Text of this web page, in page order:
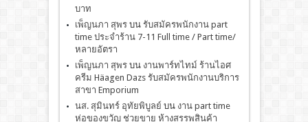
บาท
เพ็ญนภา สุพรบน รับสมัครพนักงาน part
time ประจำร้าน 7-11 Full time / Part time/
หลายอัตรา
เพ็ญนภา สุพรบน งานพาร์ทไทม์ ร้านไอศ
ครีม Häagen Dazs รับสมัครพนักงานบริการ
สาขา Emporium
นส. สุมินทร์ อุทัยพิบูลย์ บน งาน part time
ห่อของขวัญ ช่วยขาย ห้างสรรพสินค้า